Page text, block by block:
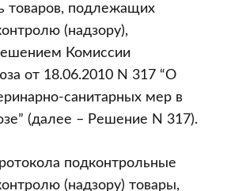
товаров, подлежащих
(надзору),
Комиссии
от 18.06.2010 N 317 “О
санитарных мер в
(далее – Решение N 317).
подконтрольные
(надзору) товары,